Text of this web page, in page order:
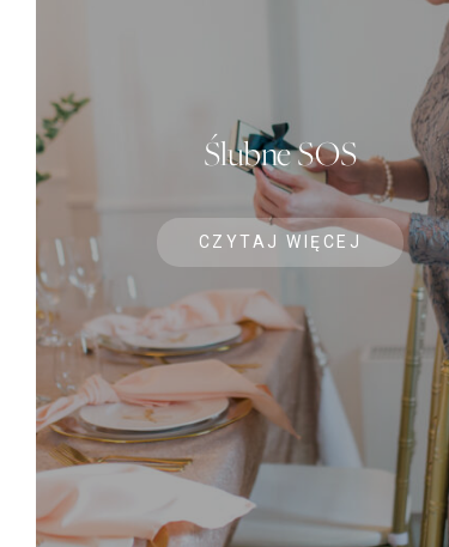
Ślubne SOS
CZYTAJ WIĘCEJ